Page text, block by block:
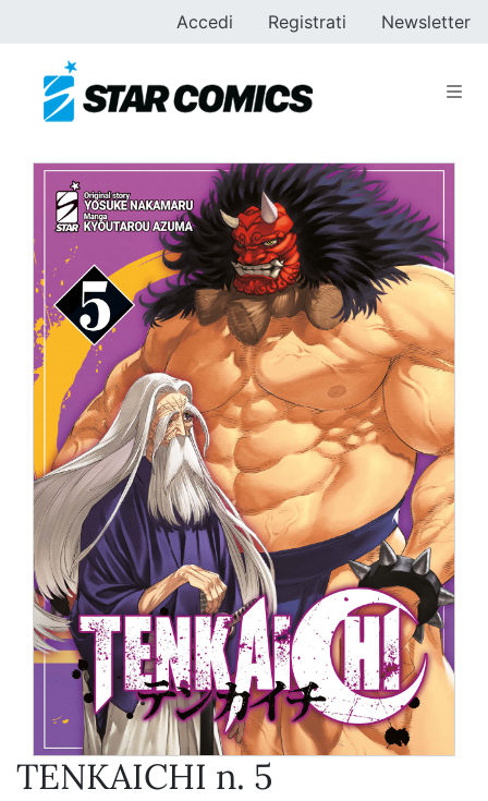
Accedi Registrati Newsletter
TENKAICHI n. 5